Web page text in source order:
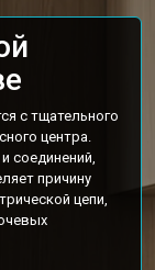
с тщательного
центра.
соединений,
причину
цепи,